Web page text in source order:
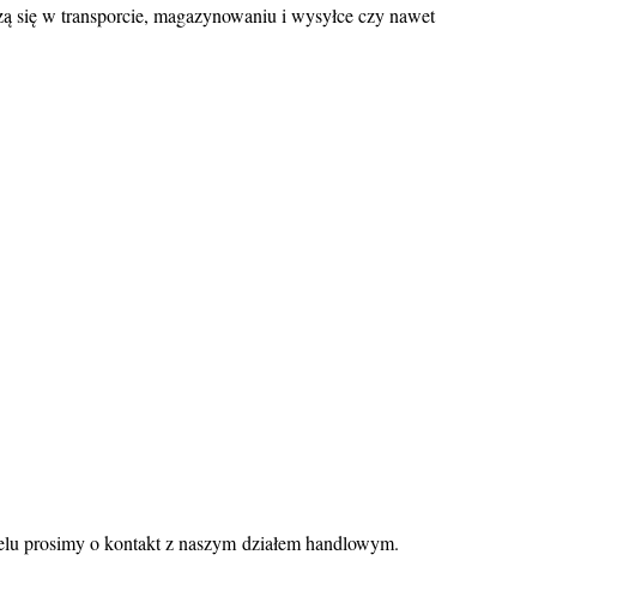
się w transporcie, magazynowaniu i wysyłce czy nawet
prosimy o kontakt z naszym działem handlowym.